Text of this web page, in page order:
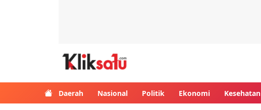
Daerah Nasional Politik Ekonomi Kesehatan